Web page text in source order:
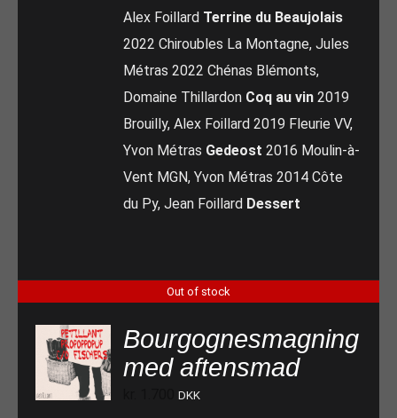
Alex Foillard Terrine du Beaujolais
2022 Chiroubles La Montagne, Jules
Métras 2022 Chénas Blémonts,
Domaine Thillardon Coq au vin 2019
Brouilly, Alex Foillard 2019 Fleurie VV,
Yvon Métras Gedeost 2016 Moulin-à-
Vent MGN, Yvon Métras 2014 Côte
du Py, Jean Foillard Dessert
Out of stock
Bourgognesmagning
med aftensmad
DKK